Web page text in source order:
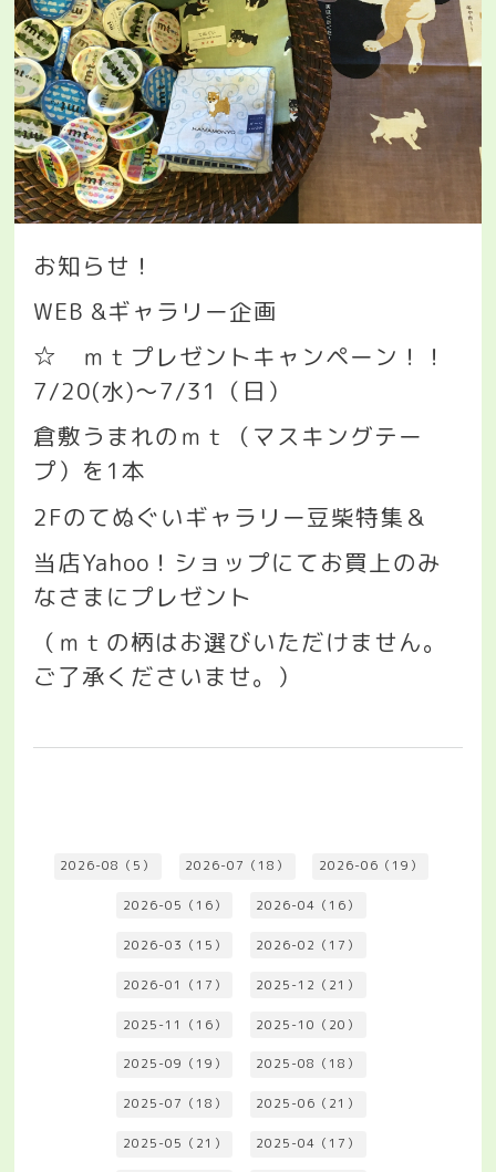
お知らせ！
WEB &ギャラリー企画
☆
ｍｔプレゼントキャンペーン！！
7/20(水)～7/31
（日）
倉敷うまれのｍｔ（マスキングテー
プ）を 1本
2Fのてぬぐいギャラリー豆柴特集＆
当店Yahoo ！ショップにてお買上のみ
なさまにプレゼント
（ｍｔの柄はお選びいただけません。
ご了承くださいませ。）
2026-08（5） 2026-07（18） 2026-06（19）
2026-05（16） 2026-04（16）
2026-03（15） 2026-02（17）
2026-01（17） 2025-12（21）
2025-11（16） 2025-10（20）
2025-09（19） 2025-08（18）
2025-07（18） 2025-06（21）
2025-05（21） 2025-04（17）